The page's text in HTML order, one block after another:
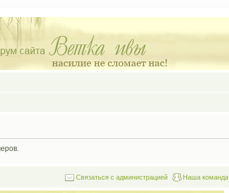
Наша команда
Связаться с администрацией